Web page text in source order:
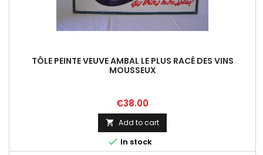
TÔLE PEINTE VEUVE AMBAL LE PLUS RACÉ DES VINS
MOUSSEUX
Price
€38.00
 Add to cart
 In stock